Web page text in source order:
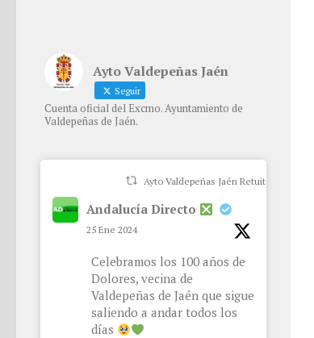
Ayto Valdepeñas Jaén
Seguir
Cuenta oficial del Excmo. Ayuntamiento de
Valdepeñas de Jaén.
Ayto Valdepeñas Jaén Retuiteado
Andalucía Directo
25 Ene 2024
Celebramos los 100 años de
Dolores, vecina de
Valdepeñas de Jaén que sigue
saliendo a andar todos los
días